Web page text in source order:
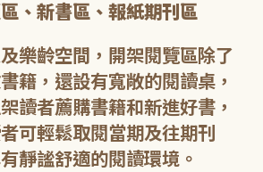
、新書區、報紙期刊區
樂齡空間，開架閱覽區除了
籍，還設有寬敞的閱讀桌，
讀者薦購書籍和新進好書，
可輕鬆取閱當期及往期刊
靜謐舒適的閱讀環境。